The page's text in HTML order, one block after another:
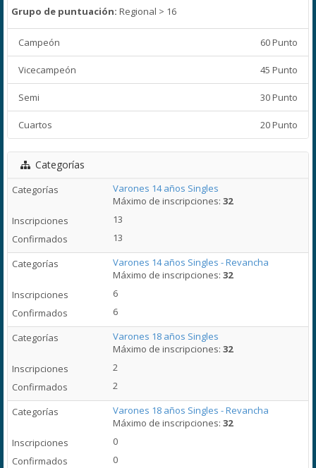
Grupo de puntuación: Regional > 16
Campeón 60 Punto
Vicecampeón 45 Punto
Semi 30 Punto
Cuartos 20 Punto
Categorías
Varones 14 años Singles
Máximo de inscripciones:32
13
13
Varones 14 años Singles - Revancha
Máximo de inscripciones:32
6
6
Varones 18 años Singles
Máximo de inscripciones:32
2
2
Varones 18 años Singles - Revancha
Máximo de inscripciones:32
0
0